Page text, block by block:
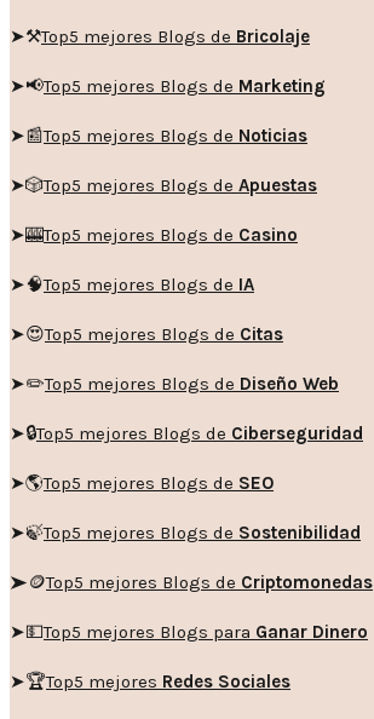
➤⚒️Top5 mejores Blogs de Bricolaje
➤📢Top5 mejores Blogs de Marketing
➤📰Top5 mejores Blogs de Noticias
➤🎲Top5 mejores Blogs de Apuestas
➤🎰Top5 mejores Blogs de Casino
➤🧠Top5 mejores Blogs de IA
➤😍Top5 mejores Blogs de Citas
➤✏️Top5 mejores Blogs de Diseño Web
➤🔒Top5 mejores Blogs de Ciberseguridad
➤🌎Top5 mejores Blogs de SEO
➤🍃Top5 mejores Blogs de Sostenibilidad
➤🪙Top5 mejores Blogs de Criptomonedas
➤💵Top5 mejores Blogs para Ganar Dinero
➤🏆Top5 mejores Redes Sociales